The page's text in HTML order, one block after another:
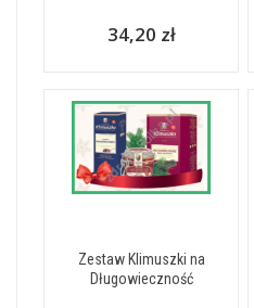
34,20 zł
Zestaw Klimuszki na
Długowieczność